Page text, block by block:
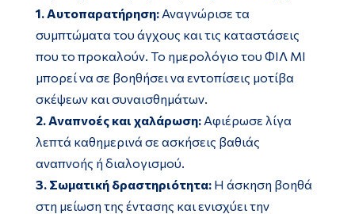
1. Αυτοπαρατήρηση:Αναγνώρισε τα
συμπτώματα του άγχους και τις καταστάσεις
που το προκαλούν. Το ημερολόγιο του ΦΙΛ ΜΙ
μπορεί να σε βοηθήσει να εντοπίσεις μοτίβα
σκέψεων και συναισθημάτων.
2. Αναπνοές και χαλάρωση:Αφιέρωσε λίγα
λεπτά καθημερινά σε ασκήσεις βαθιάς
αναπνοής ή διαλογισμού.
3. Σωματική δραστηριότητα:Η άσκηση βοηθά
στη μείωση της έντασης και ενισχύει την